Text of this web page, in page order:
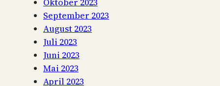
September 2023
August 2023
Juli 2023
Juni 2023
Mai 2023
April 2023